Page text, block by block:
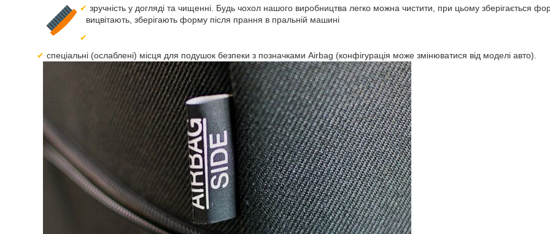
зручність у догляді та чищенні. Будь чохол нашого виробництва легко можна чистити, при цьому зберігається
вицвітають, зберігають форму після прання в пральній машині
спеціальні (ослаблені) місця для подушок безпеки з позначками Airbag (конфігурація може змінюватися від моделі авто).